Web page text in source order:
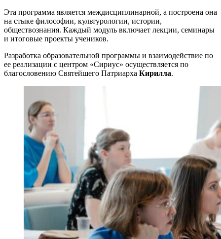
Эта программа является междисциплинарной, а построена она
на стыке философии, культурологии, истории,
обществознания. Каждый модуль включает лекции, семинары
и итоговые проекты учеников.
Разработка образовательной программы и взаимодействие по
ее реализации с центром «Сириус» осуществляется по
благословению Святейшего Патриарха Кирилла.